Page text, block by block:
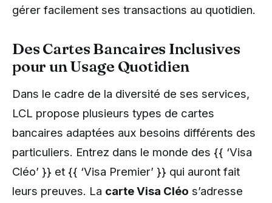
gérer facilement ses transactions au quotidien.
Des Cartes Bancaires Inclusives
pour un Usage Quotidien
Dans le cadre de la diversité de ses services,
LCL propose plusieurs types de cartes
bancaires adaptées aux besoins différents des
particuliers. Entrez dans le monde des {{ ‘Visa
Cléo’ }} et {{ ‘Visa Premier’ }} qui auront fait
leurs preuves. La carte Visa Cléo s’adresse